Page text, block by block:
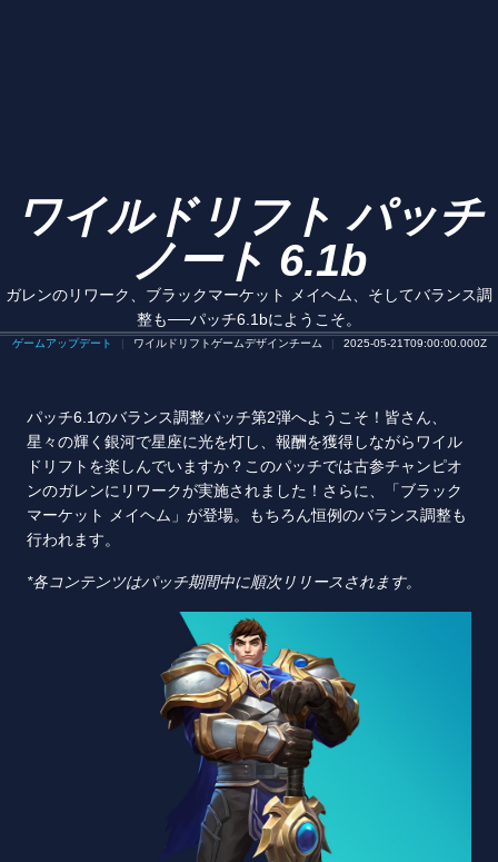
ワイルドリフト パッチ
ノート 6.1b
ガレンのリワーク、ブラックマーケット メイヘム、そしてバランス調
整も──パッチ6.1bにようこそ。
ゲームアップデート ワイルドリフトゲームデザインチーム 2025-05-21T09:00:00.000Z
パッチ6.1のバランス調整パッチ第2弾へようこそ！皆さん、
星々の輝く銀河で星座に光を灯し、報酬を獲得しながらワイル
ドリフトを楽しんでいますか？このパッチでは古参チャンピオ
ンのガレンにリワークが実施されました！さらに、「ブラック
マーケット メイヘム」が登場。もちろん恒例のバランス調整も
行われます。
*各コンテンツはパッチ期間中に順次リリースされます。